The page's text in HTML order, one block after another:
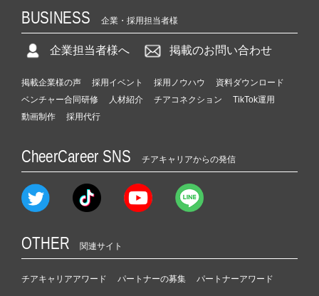
BUSINESS 企業・採用担当者様
企業担当者様へ 掲載のお問い合わせ
掲載企業様の声 採用イベント 採用ノウハウ
資料ダウンロード
ベンチャー合同研修
人材紹介 チアコネクション
TikTok運用
動画制作
採用代行
CheerCareer SNS チアキャリアからの発信
OTHER 関連サイト
チアキャリアアワード パートナーの募集 パートナーアワード